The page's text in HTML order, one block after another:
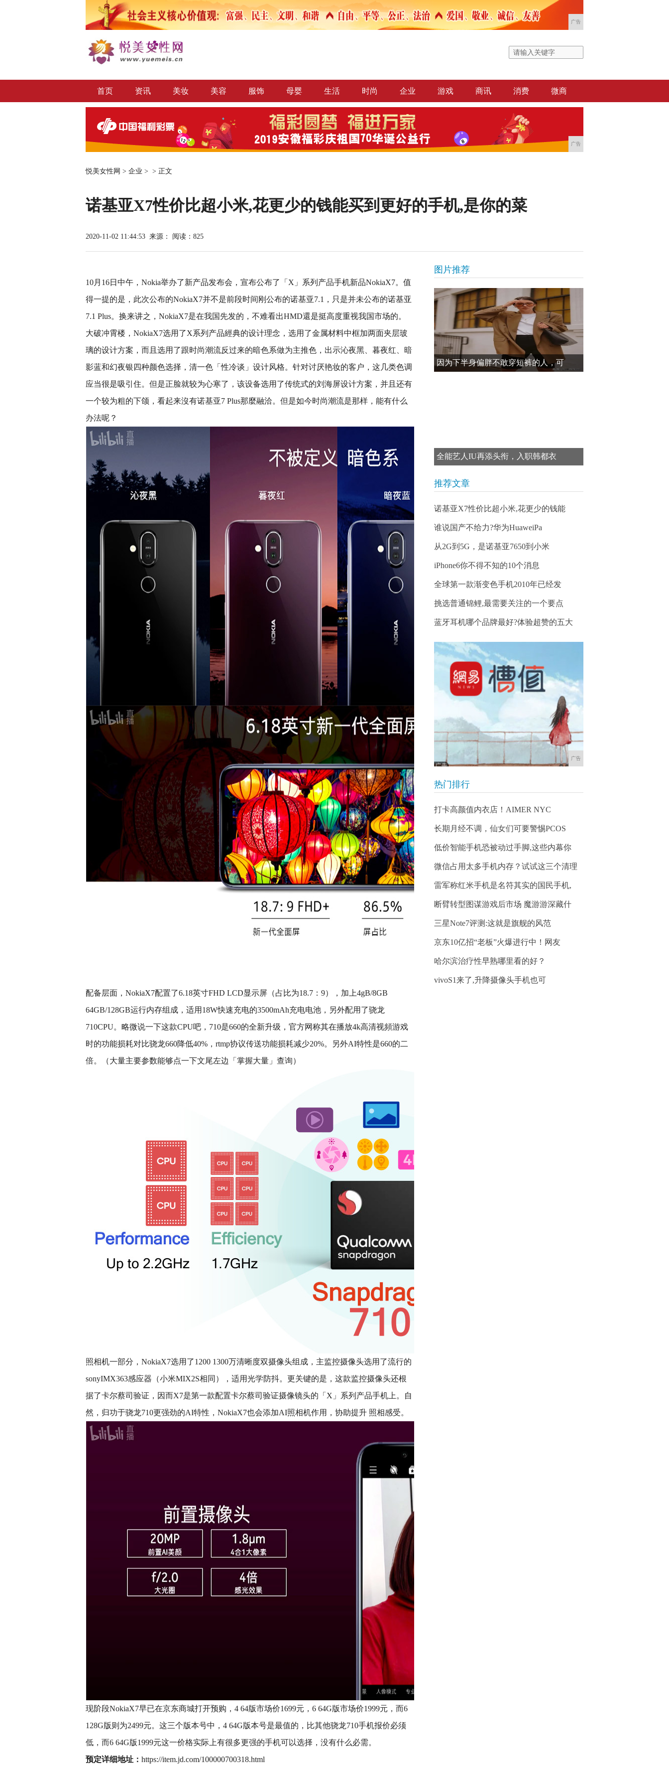
广告
首页 资讯 美妆 美容 服饰 母婴 生活 时尚 企业 游戏 商讯 消费 微商
广告
悦美女性网 > 企业 > > 正文
诺基亚X7性价比超小米,花更少的钱能买到更好的手机,是你的菜
2020-11-02 11:44:53 来源： 阅读：825
10月16日中午，Nokia举办了新产品发布会，宣布公布了「X」系列产品手机新品NokiaX7。值
得一提的是，此次公布的NokiaX7并不是前段时间刚公布的诺基亚7.1，只是并未公布的诺基亚
7.1 Plus。换来讲之，NokiaX7是在我国先发的，不难看出HMD還是挺高度重视我国市场的。
大破冲霄楼，NokiaX7选用了X系列产品經典的设计理念，选用了金属材料中框加两面夹层玻
璃的设计方案，而且选用了跟时尚潮流反过来的暗色系做为主推色，出示沁夜黑、暮夜红、暗
影蓝和幻夜银四种颜色选择，清一色「性冷谈」设计风格。针对讨厌艳妆的客户，这几类色调
应当很是吸引住。但是正脸就较为心寒了，该设备选用了传统式的刘海屏设计方案，并且还有
一个较为粗的下颌，看起来沒有诺基亚7 Plus那麼融洽。但是如今时尚潮流是那样，能有什么
办法呢？
配备层面，NokiaX7配置了6.18英寸FHD LCD显示屏（占比为18.7：9），加上4gB/8GB
64GB/128GB运行内存组成，适用18W快速充电的3500mAh充电电池，另外配用了骁龙
710CPU。略微说一下这款CPU吧，710是660的全新升级，官方网称其在播放4k高清视頻游戏
时的功能损耗对比骁龙660降低40%，rtmp协议传送功能损耗减少20%。另外AI特性是660的二
倍。（大量主要参数能够点一下文尾左边「掌握大量」查询）
照相机一部分，NokiaX7选用了1200 1300万清晰度双摄像头组成，主监控摄像头选用了流行的
sonyIMX363感应器（小米MIX2S相同），适用光学防抖。更关键的是，这款监控摄像头还根
据了卡尔蔡司验证，因而X7是第一款配置卡尔蔡司验证摄像镜头的「X」系列产品手机上。自
然，归功于骁龙710更强劲的AI特性，NokiaX7也会添加AI照相机作用，协助提升 照相感受。
现阶段NokiaX7早已在京东商城打开预购，4 64版市场价1699元，6 64G版市场价1999元，而6
128G版则为2499元。这三个版本号中，4 64G版本号是最值的，比其他骁龙710手机报价必须
低，而6 64G版1999元这一价格实际上有很多更强的手机可以选择，没有什么必需。
预定详细地址： https://item.jd.com/100000700318.html
图片推荐
因为下半身偏胖不敢穿短裤的人，可
全能艺人IU再添头衔，入职韩都衣
推荐文章
诺基亚X7性价比超小米,花更少的钱能
谁说国产不给力?华为HuaweiPa
从2G到5G，是诺基亚7650到小米
iPhone6你不得不知的10个消息
全球第一款渐变色手机2010年已经发
挑选普通锦鲤,最需要关注的一个要点
蓝牙耳机哪个品牌最好?体验超赞的五大
广告
热门排行
打卡高颜值内衣店！AIMER NYC
长期月经不调，仙女们可要警惕PCOS
低价智能手机恐被动过手脚,这些内幕你
微信占用太多手机内存？试试这三个清理
雷军称红米手机是名符其实的国民手机,
断臂转型图谋游戏后市场 魔游游深藏什
三星Note7评测:这就是旗舰的风范
京东10亿招“老板”火爆进行中！网友
哈尔滨治疗性早熟哪里看的好？
vivoS1来了,升降摄像头手机也可